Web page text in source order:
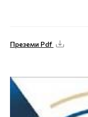
Преземи Pdf